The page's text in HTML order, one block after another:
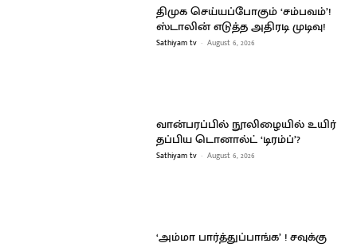
திமுக செய்யப்போகும் ‘சம்பவம்’!
ஸ்டாலின் எடுத்த அதிரடி முடிவு!
Sathiyam tv - August 6, 2026
வான்பரப்பில் நூலிழையில் உயிர்
தப்பிய டொனால்ட் ‘டிரம்ப்’?
Sathiyam tv - August 6, 2026
‘அம்மா பார்த்துப்பாங்க’ ! சவுக்கு